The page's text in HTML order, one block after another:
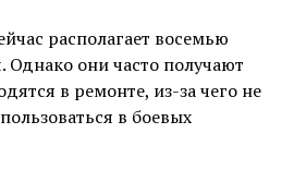
располагает восемью
Однако они часто получают
в ремонте, из-за чего не
в боевых